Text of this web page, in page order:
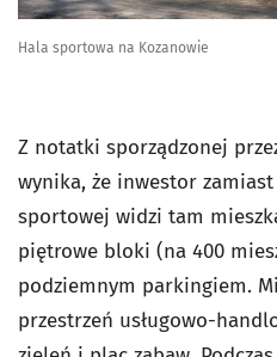
Hala sportowa na Kozanowie
Z notatki sporządzonej
wynika, że inwestor
sportowej widzi tam
piętrowe bloki (na 400
podziemnym parkingiem.
przestrzeń usługowo-